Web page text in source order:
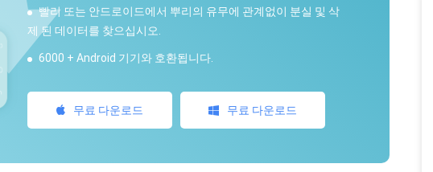
빨리 또는 안드로이드에서 뿌리의 유무에 관계없이 분실 및 삭
제 된 데이터를 찾으십시오.
6000 + Android 기기와 호환됩니다.
무료 다운로드 무료 다운로드